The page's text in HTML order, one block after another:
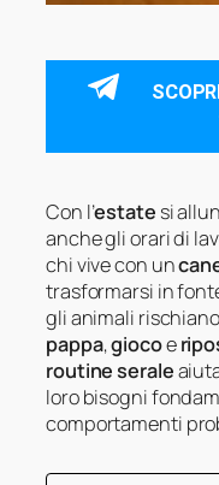
Con l’estate si
anche gli orari di
chi vive con un
trasformarsi in
gli animali
pappa,giocoe
routine serale
loro bisogni
comportamenti